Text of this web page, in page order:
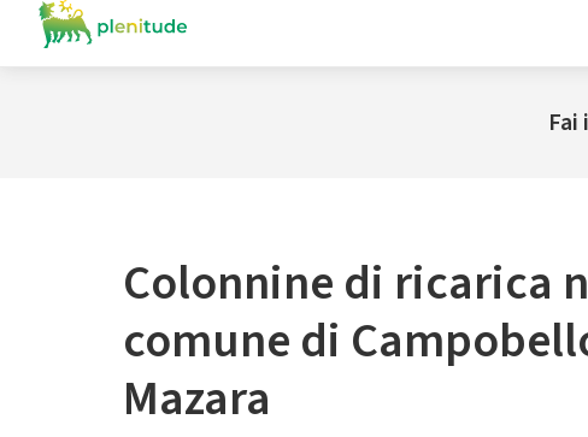
Colonnine di ricarica
comune di
Mazara